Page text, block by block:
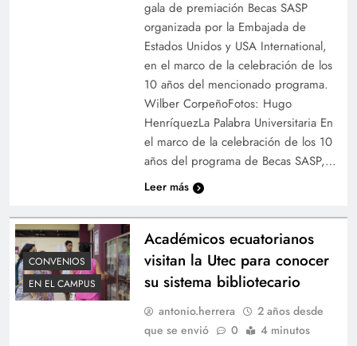
gala de premiación Becas SASP
organizada por la Embajada de
Estados Unidos y USA International,
en el marco de la celebración de los
10 años del mencionado programa.
Wilber CorpeñoFotos: Hugo
HenríquezLa Palabra Universitaria En
el marco de la celebración de los 10
años del programa de Becas SASP,…
Leer más
CONVENIOS
EN EL CAMPUS
Académicos ecuatorianos
visitan la Utec para conocer
su sistema bibliotecario
antonio.herrera
2 años desde
que se envió
0 4 minutos